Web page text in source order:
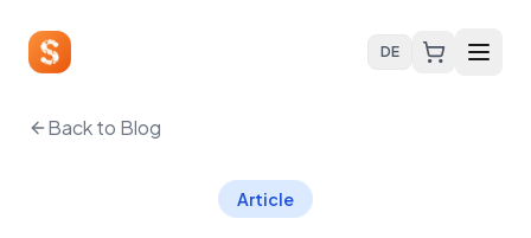
DE
Back to Blog
Article